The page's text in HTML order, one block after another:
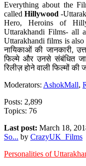
Everything about the
calledHillywood-
Hero, Heroins of
Uttarakhandi Films- all
Uttarakhandi films is also
नायिकाओं की जानकारी,
फिल्मे और उनसे संबंधित
रिलीज़ होने वाली फिल्मों
Moderators: AshokMall,
Posts: 2,899
Topics: 76
Last post: March 18,
So... by CrazyUK_Films
Personalities of